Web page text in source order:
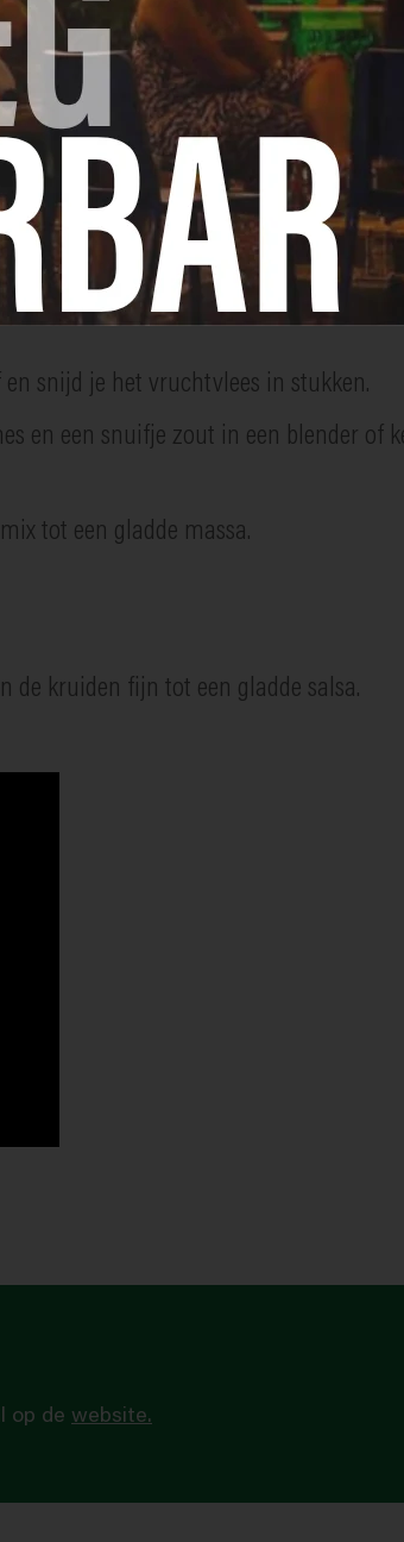
ongeveer 15 minuten liggen.
20-25 minuten in de oven liggen op
snijd je het vruchtvlees in stukken.
en een snuifje zout in een blender
tot een gladde massa.
de kruiden fijn tot een gladde salsa.
op de website.